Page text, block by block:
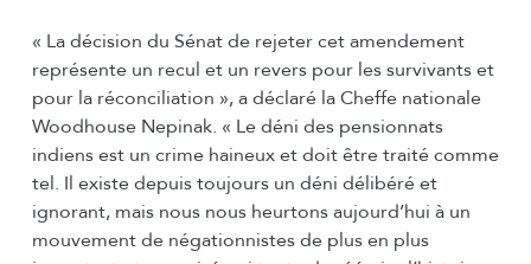
« La décision du Sénat de rejeter cet amendement
représente un recul et un revers pour les survivants et
pour la réconciliation », a déclaré la Cheffe nationale
Woodhouse Nepinak. « Le déni des pensionnats
indiens est un crime haineux et doit être traité comme
tel. Il existe depuis toujours un déni délibéré et
ignorant, mais nous nous heurtons aujourd’hui à un
mouvement de négationnistes de plus en plus